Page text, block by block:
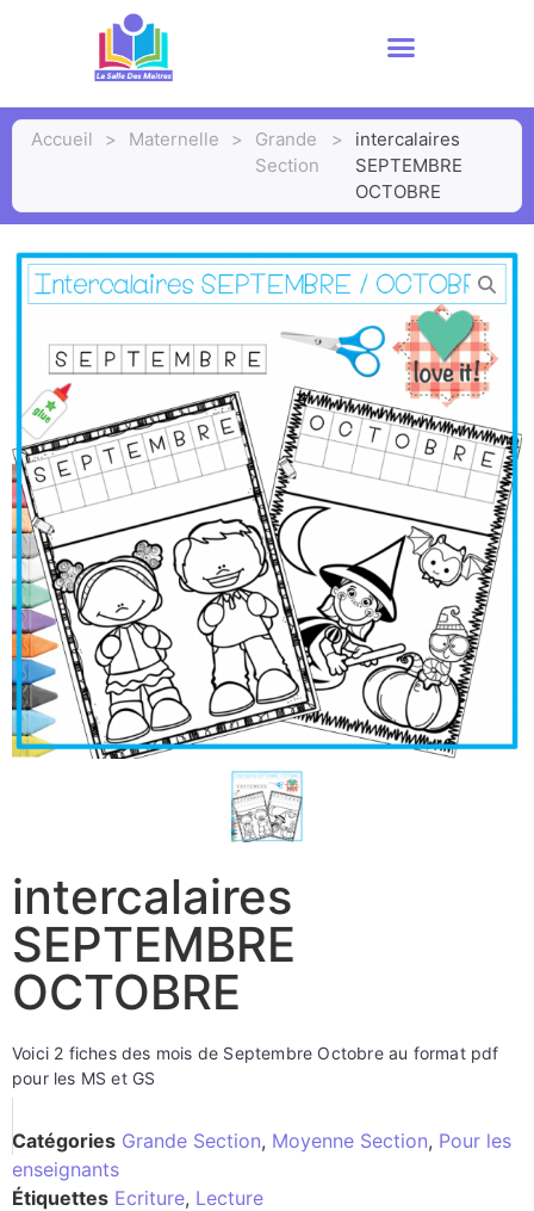
Accueil > Maternelle >
Grande
Section
>
intercalaires
SEPTEMBRE
OCTOBRE
intercalaires
SEPTEMBRE
OCTOBRE
Voici 2 fiches des mois de Septembre Octobre au format pdf
pour les MS et GS
Catégories Grande Section, Moyenne Section, Pour les
enseignants
Étiquettes Ecriture, Lecture